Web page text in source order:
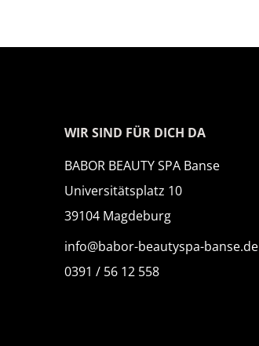
WIR SIND FÜR DICH DA
BABOR BEAUTY SPA Banse
Universitätsplatz 10
39104 Magdeburg
info@babor-beautyspa-banse.de
0391 / 56 12 558